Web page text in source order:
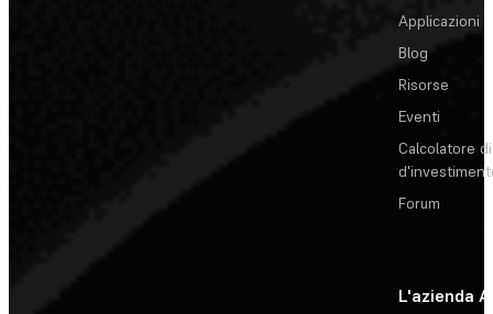
Applicazioni
Blog
Risorse
Eventi
Calcolatore
Forum
L'azienda